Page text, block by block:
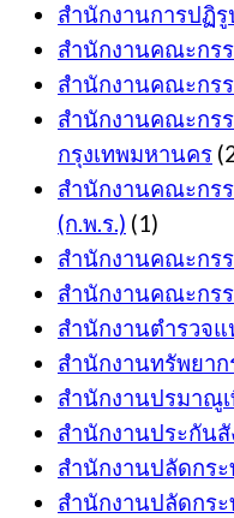
สำนักงานการปฏิ
สำนักงานคณะกร
สำนักงานคณะกร
สำนักงานคณะกร
กรุงเทพมหานคร
สำนักงานคณะกร
(ก.พ.ร.) (1)
สำนักงานคณะกร
สำนักงานคณะกร
สำนักงานตำรวจแ
สำนักงานทรัพยา
สำนักงานปรมาณู
สำนักงานประกัน
สำนักงานปลัดกร
สำนักงานปลัดกระ